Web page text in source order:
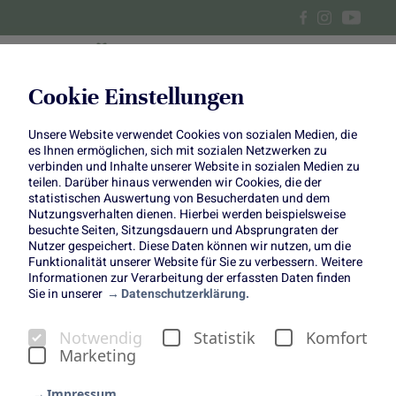
Cookie Einstellungen
Unsere Website verwendet Cookies von sozialen Medien, die
es Ihnen ermöglichen, sich mit sozialen Netzwerken zu
verbinden und Inhalte unserer Website in sozialen Medien zu
teilen. Darüber hinaus verwenden wir Cookies, die der
statistischen Auswertung von Besucherdaten und dem
Nutzungsverhalten dienen. Hierbei werden beispielsweise
besuchte Seiten, Sitzungsdauern und Absprungraten der
Nutzer gespeichert. Diese Daten können wir nutzen, um die
Funktionalität unserer Website für Sie zu verbessern. Weitere
Informationen zur Verarbeitung der erfassten Daten finden
Sie in unserer
Datenschutzerklärung.
Notwendig Statistik
Komfort
Marketing
Rosenkohl-Crostini und
knuspriger Rosenkohl auf
Couscous Salat
Für Silvester haben wir uns zusammen mit Tanja von den
Foodistaszwei besondere Snack-Ideen überlegt, die
garantiert für Begeisterung sorgen!
Den Anfang machen unsere Rosenkohl-Crostini: Ein